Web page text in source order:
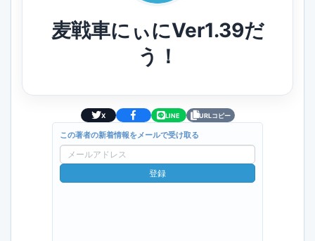
麦戦車にぃにVer1.39だ
う！
X LINE URLコピー
この著者の新着情報をメールで受け取る
ー
ル
登録